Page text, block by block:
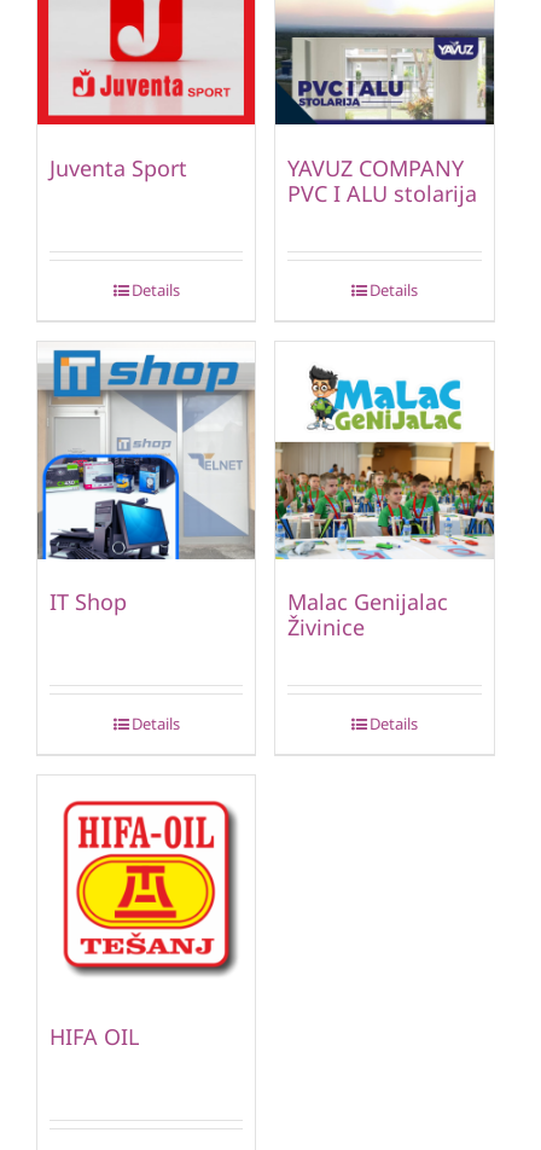
Juventa Sport
Details
YAVUZ COMPANY
PVC I ALU stolarija
Details
IT Shop
Details
Malac Genijalac
Živinice
Details
HIFA OIL